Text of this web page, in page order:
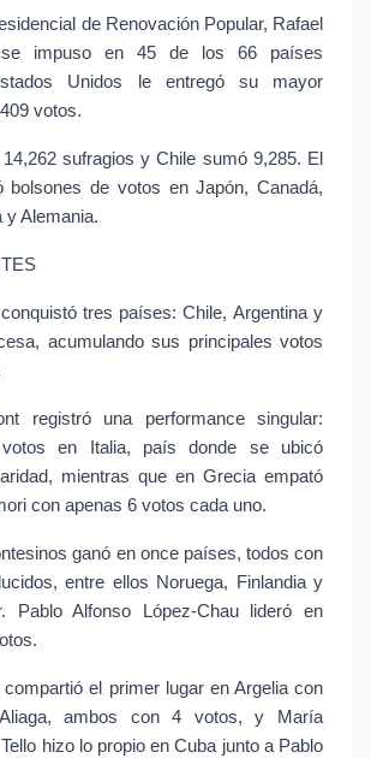
de Renovación Popular, Rafael
se impuso en 45 de los 66 países
Unidos le entregó su mayor
votos.
sufragios y Chile sumó 9,285. El
bolsones de votos en Japón, Canadá,
y Alemania.
tres países: Chile, Argentina y
acumulando sus principales votos
registró una performance singular:
en Italia, país donde se ubicó
mientras que en Grecia empató
con apenas 6 votos cada uno.
ganó en once países, todos con
entre ellos Noruega, Finlandia y
Pablo Alfonso López-Chau lideró en
el primer lugar en Argelia con
Aliaga, ambos con 4 votos, y María
hizo lo propio en Cuba junto a Pablo